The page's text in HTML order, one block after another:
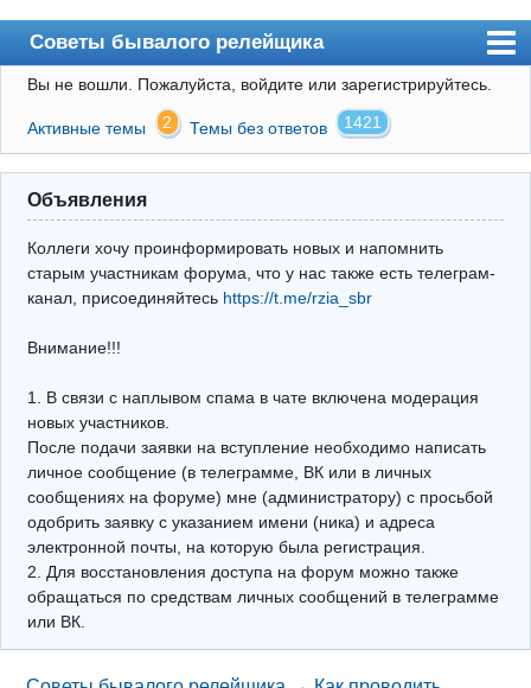
Советы бывалого релейщика
Форум
Правила
Поиск
Регистрация
Архив
Почта
Поиск релейщика
Видео РЗиА
Фотохостинг
Телеграм
Вы не вошли. Пожалуйста, войдите или зарегистрируйтесь.
Активные темы 2 Темы без ответов 1421
Объявления
Коллеги хочу проинформировать новых и напомнить
старым участникам форума, что у нас также есть телеграм-
канал, присоединяйтесь https://t.me/rzia_sbr
Внимание!!!
1. В связи с наплывом спама в чате включена модерация
новых участников.
После подачи заявки на вступление необходимо написать
личное сообщение (в телеграмме, ВК или в личных
сообщениях на форуме) мне (администратору) с просьбой
одобрить заявку с указанием имени (ника) и адреса
электронной почты, на которую была регистрация.
2. Для восстановления доступа на форум можно также
обращаться по средствам личных сообщений в телеграмме
или ВК.